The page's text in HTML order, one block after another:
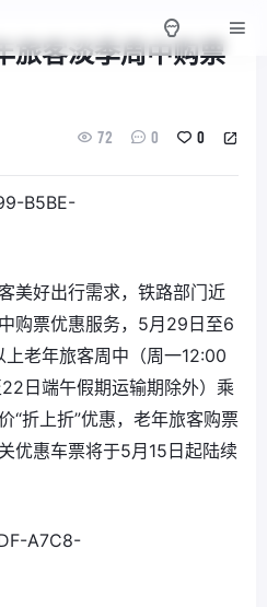
旅客淡季周中购票
72 0 0
美好出行需求，铁路部门近
购票优惠服务，5月29日至6
老年旅客周中（周一12:00
日端午假期运输期除外）乘
“折上折”优惠，老年旅客购票
优惠车票将于5月15日起陆续